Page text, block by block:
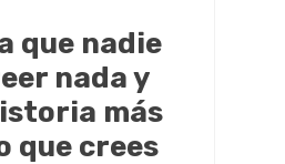
que nadie
nada y
más
que crees